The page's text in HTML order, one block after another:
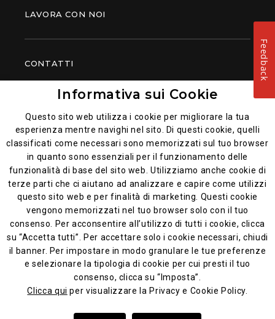
LAVORA CON NOI
CONTATTI
PIATTI POPOLARI
Informativa generale sulla privacy
Avviso legale
Codice Etico
Sushi Market® 2026
Informativa sui Cookie
Questo sito web utilizza i cookie per migliorare la tua
esperienza mentre navighi nel sito. Di questi cookie, quelli
classificati come necessari sono memorizzati sul tuo browser
in quanto sono essenziali per il funzionamento delle
funzionalità di base del sito web. Utilizziamo anche cookie di
terze parti che ci aiutano ad analizzare e capire come utilizzi
questo sito web e per finalità di marketing. Questi cookie
vengono memorizzati nel tuo browser solo con il tuo
consenso. Per acconsentire all’utilizzo di tutti i cookie, clicca
su “Accetta tutti”. Per accettare solo i cookie necessari, chiudi
il banner. Per impostare in modo granulare le tue preferenze
e selezionare la tipologia di cookie per cui presti il tuo
consenso, clicca su “Imposta”.
Clicca qui per visualizzare la Privacy e Cookie Policy.
Feedback